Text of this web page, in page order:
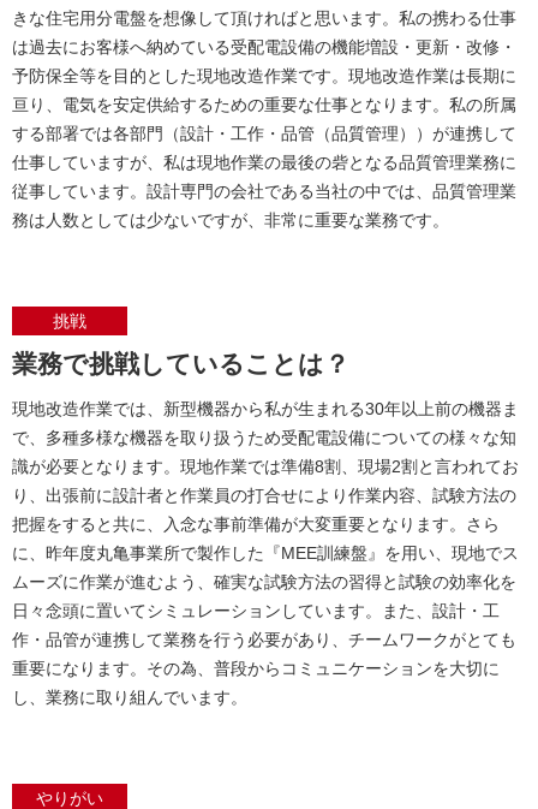
きな住宅用分電盤を想像して頂ければと思います。私の携わる仕事
は過去にお客様へ納めている受配電設備の機能増設・更新・改修・
予防保全等を目的とした現地改造作業です。現地改造作業は長期に
亘り、電気を安定供給するための重要な仕事となります。私の所属
する部署では各部門（設計・工作・品管（品質管理））が連携して
仕事していますが、私は現地作業の最後の砦となる品質管理業務に
従事しています。設計専門の会社である当社の中では、品質管理業
務は人数としては少ないですが、非常に重要な業務です。
挑戦
業務で挑戦していることは？
現地改造作業では、新型機器から私が生まれる30年以上前の機器ま
で、多種多様な機器を取り扱うため受配電設備についての様々な知
識が必要となります。現地作業では準備8割、現場2割と言われてお
り、出張前に設計者と作業員の打合せにより作業内容、試験方法の
把握をすると共に、入念な事前準備が大変重要となります。さら
に、昨年度丸亀事業所で製作した『MEE訓練盤』を用い、現地でス
ムーズに作業が進むよう、確実な試験方法の習得と試験の効率化を
日々念頭に置いてシミュレーションしています。また、設計・工
作・品管が連携して業務を行う必要があり、チームワークがとても
重要になります。その為、普段からコミュニケーションを大切に
し、業務に取り組んでいます。
やりがい